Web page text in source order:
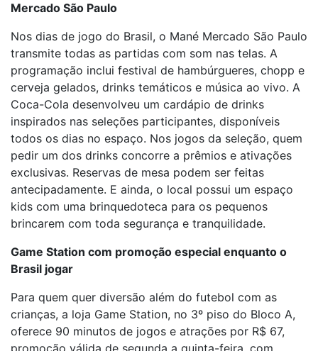
Mercado São Paulo
Nos dias de jogo do Brasil, o Mané Mercado São Paulo
transmite todas as partidas com som nas telas. A
programação inclui festival de hambúrgueres, chopp e
cerveja gelados, drinks temáticos e música ao vivo. A
Coca-Cola desenvolveu um cardápio de drinks
inspirados nas seleções participantes, disponíveis
todos os dias no espaço. Nos jogos da seleção, quem
pedir um dos drinks concorre a prêmios e ativações
exclusivas. Reservas de mesa podem ser feitas
antecipadamente. E ainda, o local possui um espaço
kids com uma brinquedoteca para os pequenos
brincarem com toda segurança e tranquilidade.
Game Station com promoção especial enquanto o
Brasil jogar
Para quem quer diversão além do futebol com as
crianças, a loja Game Station, no 3º piso do Bloco A,
oferece 90 minutos de jogos e atrações por R$ 67,
promoção válida de segunda a quinta-feira, com